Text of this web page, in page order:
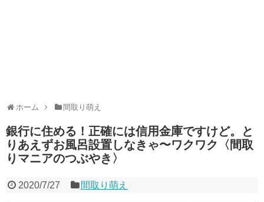
ホーム 間取り萌え
銀行に住める！正確には信用金庫ですけど。と
りあえずお風呂設置しなきゃ〜ワクワク〈間取
りマニアのつぶやき〉
2020/7/27 間取り萌え